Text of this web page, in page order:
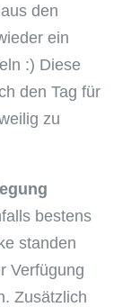
den
ein
:) Diese
den Tag für
zu
bestens
standen
Verfügung
Zusätzlich